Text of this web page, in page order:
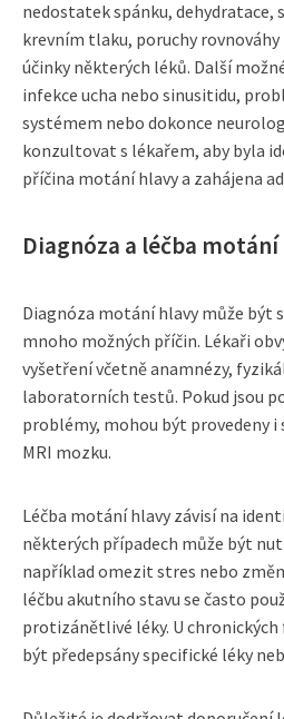
nedostatek spánku, dehydratace,
krevním tlaku, poruchy
účinky některých léků. Další
infekce ucha nebo sinusitidu,
systémem nebo dokonce
konzultovat s lékařem, aby byla
příčina motání hlavy a zahájena
Diagnóza a léčba
Diagnóza motání hlavy může být
mnoho možných příčin. Lékaři
vyšetření včetně anamnézy,
laboratorních testů. Pokud jsou
problémy, mohou být provedeny
MRI mozku.
Léčba motání hlavy závisí na
některých případech může být
například omezit stres nebo
léčbu akutního stavu se často
protizánětlivé léky. U
být předepsány specifické léky